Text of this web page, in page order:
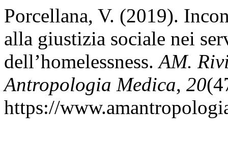
Porcellana, V. (2019).
alla giustizia sociale nei
dell’homelessness.AM.
Antropologia Medica, 20
https://